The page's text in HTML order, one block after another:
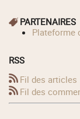
PARTENAIRES
RSS
Fil des articles
Fil des